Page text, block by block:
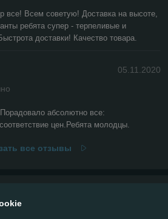
все! Всем советую! Доставка на высоте,
ребята супер - терпеливые и
доставки! Качество товара.
05.11.2020
абсолютно все:
цен.Ребята молодцы.
все отзывы